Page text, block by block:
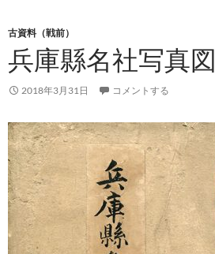
古資料（戦前）
兵庫縣名社写真図
2018年3月31日 コメントする